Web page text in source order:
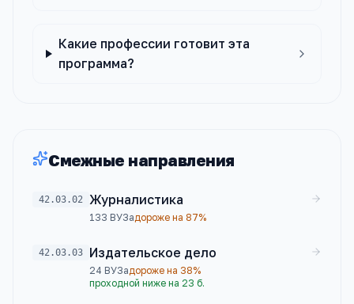
Какие профессии готовит эта
программа?
Смежные направления
42.03.02 Журналистика
133 ВУЗадороже на 87%
42.03.03 Издательское дело
24 ВУЗадороже на 38%
проходной ниже на 23 б.